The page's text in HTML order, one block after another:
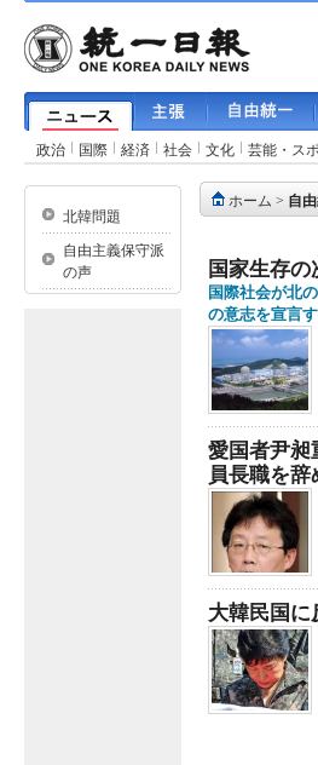
政治 国際 経済 社会 文化 芸能・ス
北韓問題
自由主義保守派
の声
ホーム > 自
国家生存
国際社会が北
の意志を宣言す
愛国者尹昶
員長職を辞
大韓民国に